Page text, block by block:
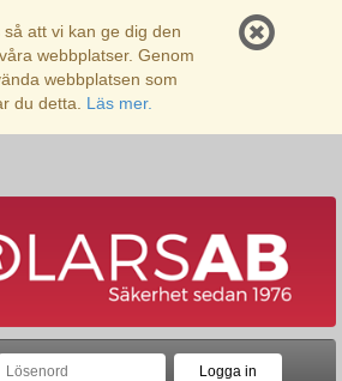
att vi kan ge dig den
webbplatser. Genom
webbplatsen som
du detta. Läs mer.